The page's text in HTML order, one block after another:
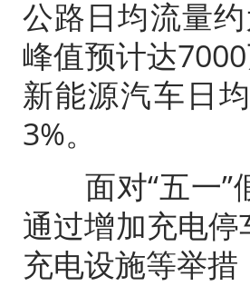
公路日均流量
峰值预计达
新能源汽车日
3%。
面对“五一”
通过增加充电
充电设施等举措